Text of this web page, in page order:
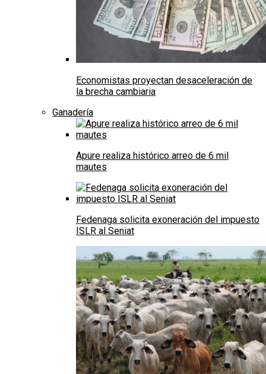
Economistas proyectan desaceleración de
la brecha cambiaria
Ganadería
Apure realiza histórico arreo de 6 mil
mautes
Fedenaga solicita exoneración del impuesto
ISLR al Seniat